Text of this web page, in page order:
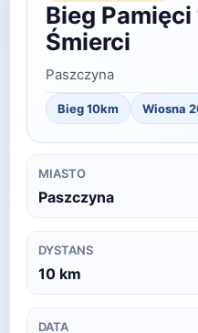
Bieg Pamięci
Śmierci
Paszczyna
Bieg 10km Wiosna
MIASTO
Paszczyna
DYSTANS
10 km
DATA